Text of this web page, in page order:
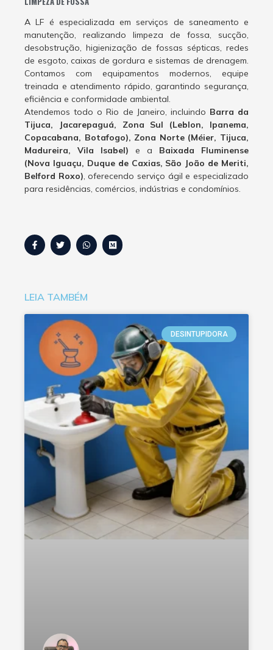
A LF é especializada em serviços de saneamento e
manutenção, realizando limpeza de fossa, sucção,
desobstrução, higienização de fossas sépticas, redes
de esgoto, caixas de gordura e sistemas de drenagem.
Contamos com equipamentos modernos, equipe
treinada e atendimento rápido, garantindo segurança,
eficiência e conformidade ambiental.
Atendemos todo o Rio de Janeiro, incluindo Barra da
Tijuca, Jacarepaguá, Zona Sul (Leblon, Ipanema,
Copacabana, Botafogo), Zona Norte (Méier, Tijuca,
Madureira, Vila Isabel) e a Baixada Fluminense
(Nova Iguaçu, Duque de Caxias, São João de Meriti,
Belford Roxo), oferecendo serviço ágil e especializado
para residências, comércios, indústrias e condomínios.
LEIA TAMBÉM
DESINTUPIDORA